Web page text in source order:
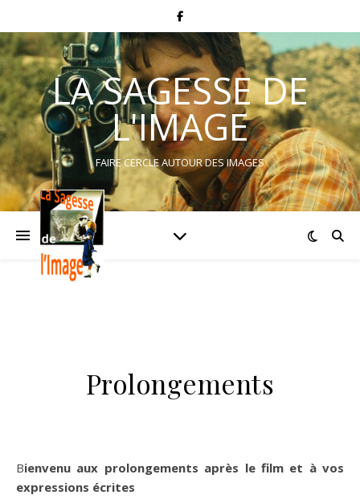
LA SAGESSE DE
L'IMAGE
FAIRE CERCLE AUTOUR DES IMAGES
Prolongements
Bienvenu aux prolongements après le film et à vos
expressions écrites